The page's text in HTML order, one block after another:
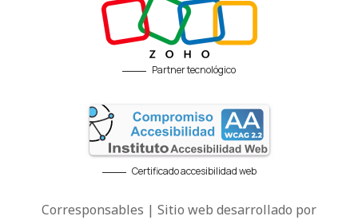
Partner tecnológico
Certificado accesibilidad web
Corresponsables | Sitio web desarrollado por